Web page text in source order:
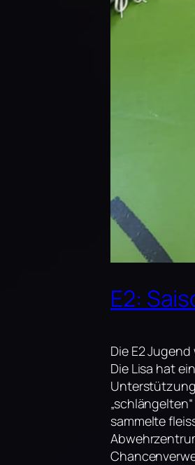
E2:
Die E2
Die Lisa hat
Unterstützung
sammelte